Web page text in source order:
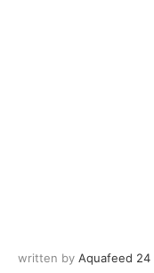
written by Aquafeed 24